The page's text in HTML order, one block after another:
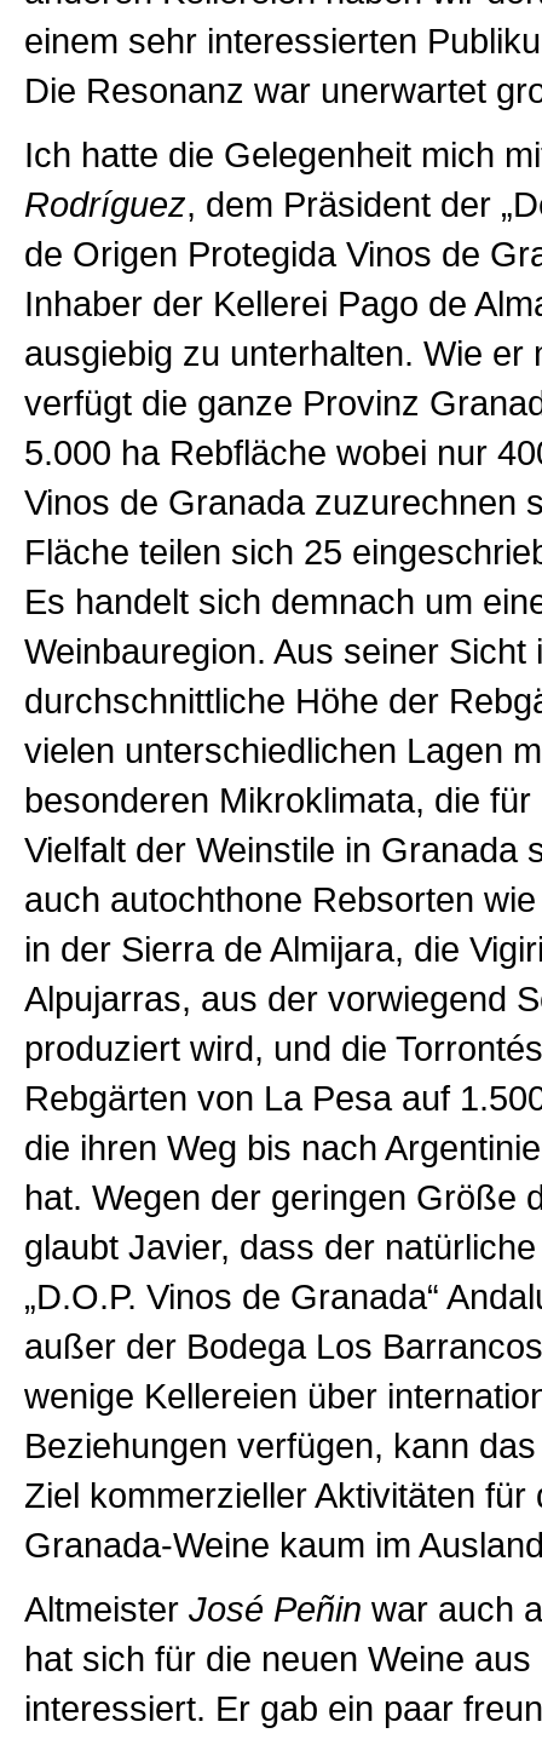
einem sehr interessierten
Die Resonanz war unerwartet
Ich hatte die Gelegenheit mich
Rodríguez, dem Präsident der
de Origen Protegida Vinos de
Inhaber der Kellerei Pago de
ausgiebig zu unterhalten. Wie er
verfügt die ganze Provinz
5.000 ha Rebfläche wobei nur
Vinos de Granada zuzurechnen
Fläche teilen sich 25
Es handelt sich demnach um
Weinbauregion. Aus seiner Sicht
durchschnittliche Höhe der
vielen unterschiedlichen Lagen
besonderen Mikroklimata, die
Vielfalt der Weinstile in Granada
auch autochthone Rebsorten
in der Sierra de Almijara, die
Alpujarras, aus der vorwiegend
produziert wird, und die
Rebgärten von La Pesa auf
die ihren Weg bis nach
hat. Wegen der geringen Größe
glaubt Javier, dass der
„D.O.P. Vinos de Granada“
außer der Bodega Los
wenige Kellereien über
Beziehungen verfügen, kann
Ziel kommerzieller Aktivitäten für
Granada-Weine kaum im
Altmeister José Peñin war auch
hat sich für die neuen Weine
interessiert. Er gab ein paar